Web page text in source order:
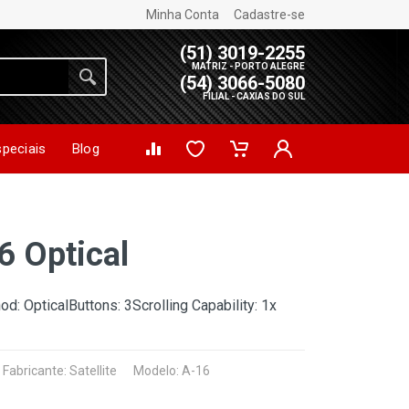
Minha Conta Cadastre-se
(51) 3019-2255
MATRIZ - PORTO ALEGRE
(54) 3066-5080
FILIAL - CAXIAS DO SUL
Blog
Optical
OpticalButtons: 3Scrolling Capability: 1x
Fabricante: Satellite Modelo: A-16